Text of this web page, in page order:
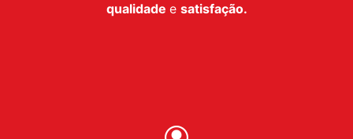
qualidade e satisfação.